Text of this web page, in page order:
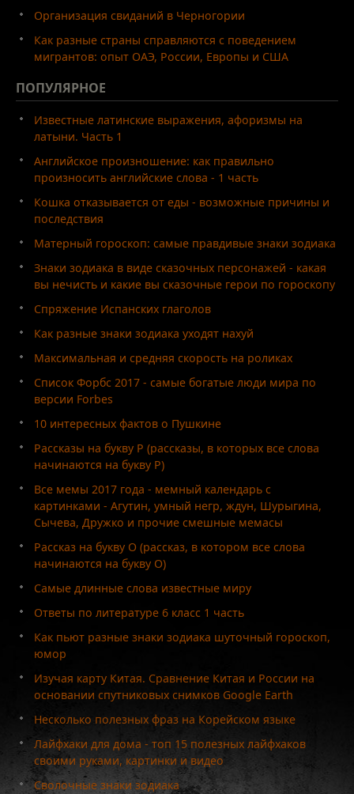
Организация свиданий в Черногории
Как разные страны справляются с поведением
мигрантов: опыт ОАЭ, России, Европы и США
ПОПУЛЯРНОЕ
Известные латинские выражения, афоризмы на
латыни. Часть 1
Английское произношение: как правильно
произносить английские слова - 1 часть
Кошка отказывается от еды - возможные причины и
последствия
Матерный гороскоп: самые правдивые знаки зодиака
Знаки зодиака в виде сказочных персонажей - какая
вы нечисть и какие вы сказочные герои по гороскопу
Спряжение Испанских глаголов
Как разные знаки зодиака уходят нахуй
Максимальная и средняя скорость на роликах
Список Форбс 2017 - самые богатые люди мира по
версии Forbes
10 интересных фактов о Пушкине
Рассказы на букву Р (рассказы, в которых все слова
начинаются на букву Р)
Все мемы 2017 года - мемный календарь с
картинками - Агутин, умный негр, ждун, Шурыгина,
Сычева, Дружко и прочие смешные мемасы
Рассказ на букву О (рассказ, в котором все слова
начинаются на букву О)
Самые длинные слова известные миру
Ответы по литературе 6 класс 1 часть
Как пьют разные знаки зодиака шуточный гороскоп,
юмор
Изучая карту Китая. Сравнение Китая и России на
основании спутниковых снимков Google Earth
Несколько полезных фраз на Корейском языке
Лайфхаки для дома - топ 15 полезных лайфхаков
своими руками, картинки и видео
Сволочные знаки зодиака